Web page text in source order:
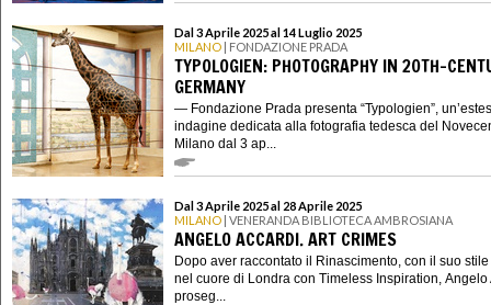
Dal 3 Aprile 2025 al 14 Luglio 2025
MILANO | FONDAZIONE PRADA
TYPOLOGIEN: PHOTOGRAPHY IN 20TH-
GERMANY
— Fondazione Prada presenta “Typologien”,
indagine dedicata alla fotografia tedesca del
Milano dal 3 ap...
Dal 3 Aprile 2025 al 28 Aprile 2025
MILANO | VENERANDA BIBLIOTECA AMBROSIANA
ANGELO ACCARDI. ART CRIMES
Dopo aver raccontato il Rinascimento, con il suo
nel cuore di Londra con Timeless Inspiration, Angelo
proseg...